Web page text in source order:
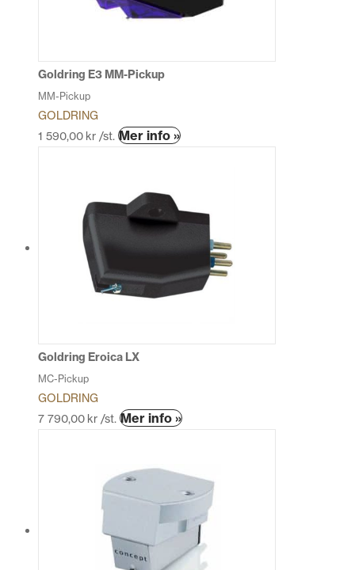
kan
Goldring E3 MM-Pickup
MM-Pickup
GOLDRING
1 590,00 kr /st. Mer info »Den
varianter.
alternativen
kan
Goldring Eroica LX
MC-Pickup
GOLDRING
7 790,00 kr /st. Mer info »Den
har
flera
varianter.
De
olika
alternativen